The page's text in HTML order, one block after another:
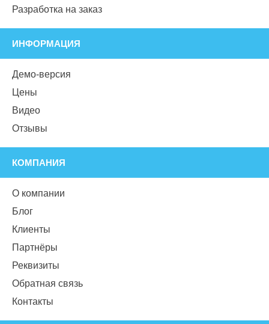
Разработка на заказ
ИНФОРМАЦИЯ
Демо-версия
Цены
Видео
Отзывы
КОМПАНИЯ
О компании
Блог
Клиенты
Партнёры
Реквизиты
Обратная связь
Контакты